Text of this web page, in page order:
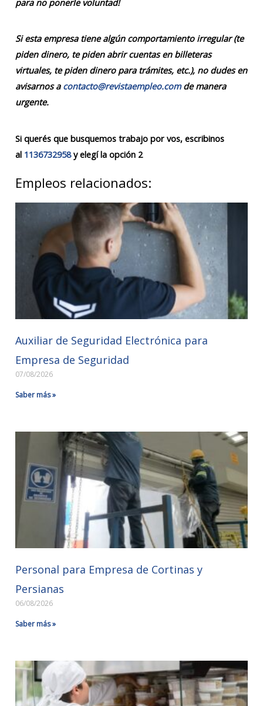
Si esta empresa tiene algún comportamiento irregular (te
piden dinero, te piden abrir cuentas en billeteras
virtuales, te piden dinero para trámites, etc.), no dudes en
avisarnos a contacto@revistaempleo.comde manera
urgente.
Si querés que busquemos trabajo por vos, escribinos
al 1136732958y elegí la opción 2
Empleos relacionados:
Auxiliar de Seguridad Electrónica para
Empresa de Seguridad
07/08/2026
Saber más »
Personal para Empresa de Cortinas y
Persianas
06/08/2026
Saber más »